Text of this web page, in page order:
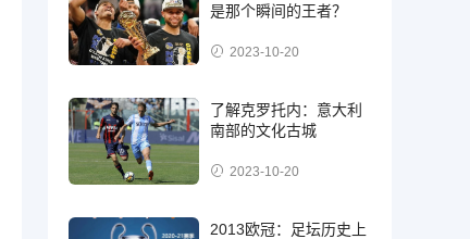
是那个瞬间的王者？
2023-10-20
了解克罗托内：意大利
南部的文化古城
2023-10-20
2013欧冠：足坛历史上